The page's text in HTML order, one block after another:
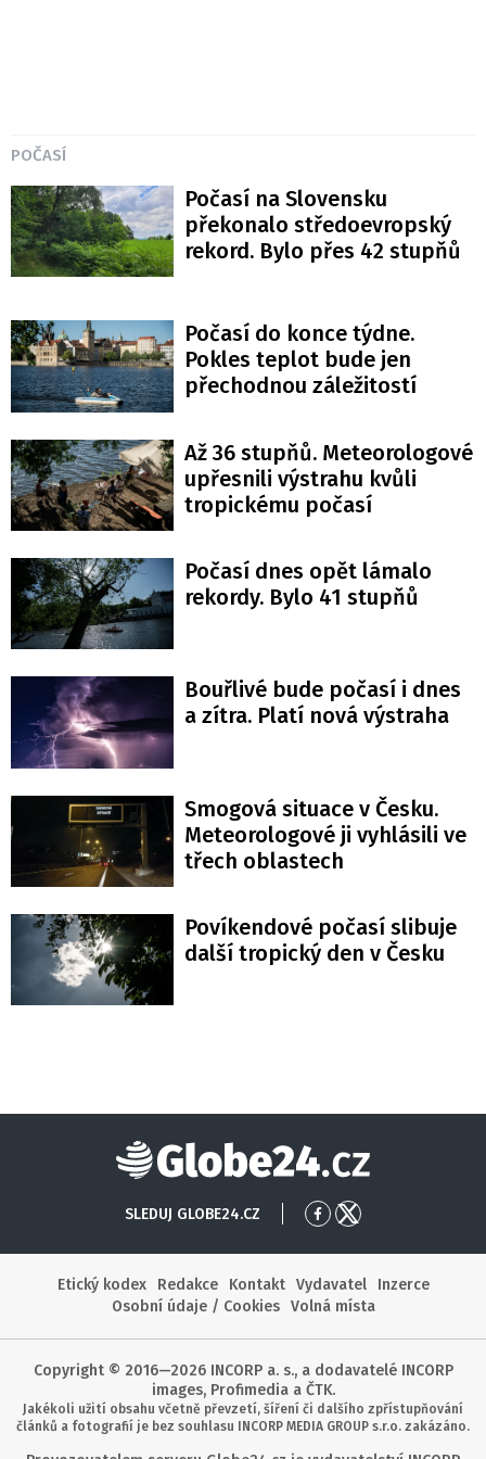
POČASÍ
Počasí na Slovensku
překonalo středoevropský
rekord. Bylo přes 42 stupňů
Počasí do konce týdne.
Pokles teplot bude jen
přechodnou záležitostí
Až 36 stupňů. Meteorologové
upřesnili výstrahu kvůli
tropickému počasí
Počasí dnes opět lámalo
rekordy. Bylo 41 stupňů
Bouřlivé bude počasí i dnes
a zítra. Platí nová výstraha
Smogová situace v Česku.
Meteorologové ji vyhlásili ve
třech oblastech
Povíkendové počasí slibuje
další tropický den v Česku
Globe24
SLEDUJ GLOBE24.CZ
Přejít
Facebook
Přejít
X
Etický kodex
Redakce Kontakt Vydavatel
Inzerce
Osobní údaje / Cookies
Volná místa
Copyright © 2016—2026 INCORP a. s., a dodavatelé INCORP
images, Profimedia a ČTK.
Jakékoli užití obsahu včetně převzetí, šíření či dalšího zpřístupňování
článků a fotografií je bez souhlasu INCORP MEDIA GROUP s.r.o. zakázáno.